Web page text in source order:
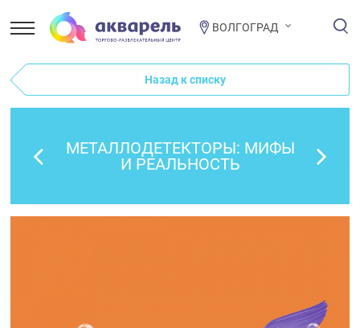
ВОЛГОГРАД
Назад к списку
МЕТАЛЛОДЕТЕКТОРЫ: МИФЫ
И РЕАЛЬНОСТЬ